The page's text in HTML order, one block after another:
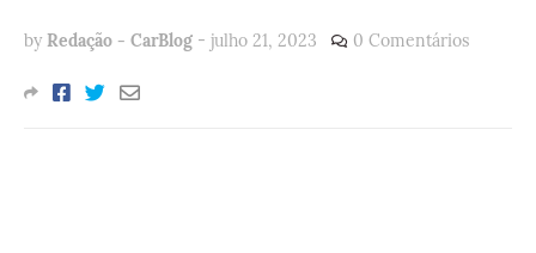
by Redação - CarBlog - julho 21, 2023 0 Comentários